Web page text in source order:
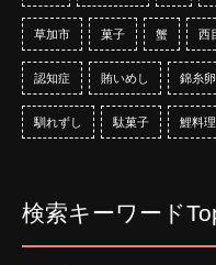
草加市 菓子 蟹 西
認知症 賄いめし 錦糸卵
馴れずし 駄菓子 鯉料理
検索キーワード